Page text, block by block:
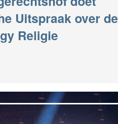
Uitspraak over de
Religie